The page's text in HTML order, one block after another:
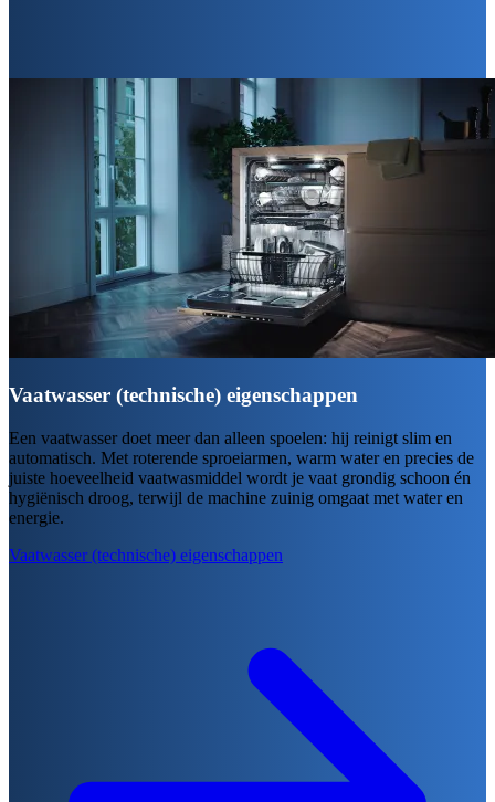
Vaatwasser (technische) eigenschappen
Een vaatwasser doet meer dan alleen spoelen: hij reinigt slim en
automatisch. Met roterende sproeiarmen, warm water en precies de
juiste hoeveelheid vaatwasmiddel wordt je vaat grondig schoon én
hygiënisch droog, terwijl de machine zuinig omgaat met water en
energie.
Vaatwasser (technische) eigenschappen